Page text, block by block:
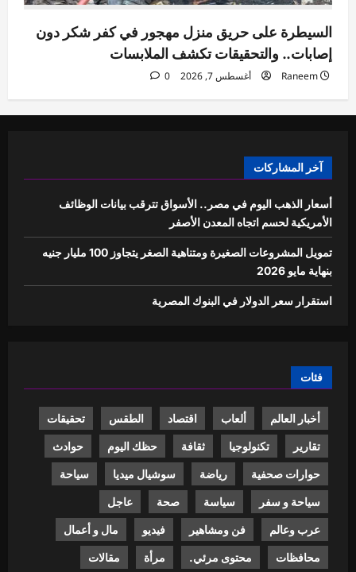
السيطرة على حريق منزل مهجور في كفر شكر دون
إصابات.. والتحقيقات تكشف الملابسات
Raneem أغسطس 7, 2026 0
آخر المشاركات
أسعار الذهب اليوم في مصر.. الأسواق تترقب بيانات الوظائف
الأمريكية لحسم اتجاه المعدن الأصفر
تمويل المشروعات الصغيرة ومتناهية الصغر يتجاوز 100 مليار جنيه
بنهاية مايو 2026
استقرار سعر الدولار في البنوك المصرية
فئات
أخبار العالم ألعاب اقتصاد الطقس تحقيقات
تقارير تكنولوجيا ثقافة حظك اليوم حوادث
حوارات صحفية رياضة سوشيال ميديا سياحة
سياحة و سفر سياسة صحة عاجل
عرب وعالم فن ومشاهير فيديو مال و أعمال
محافظات محتوى مرئي. مرأة مقالات